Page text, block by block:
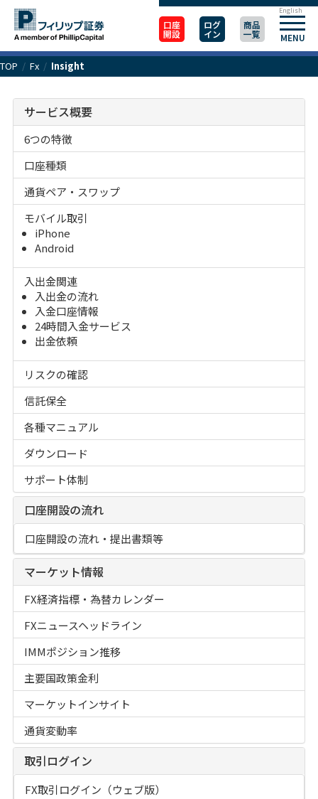
口座
開設
ログ
イン
商品
一覧 MENU
English
TOP / Fx / Insight
サービス概要
6つの特徴
口座種類
通貨ペア・スワップ
モバイル取引
iPhone
Android
入出金関連
入出金の流れ
入金口座情報
24時間入金サービス
出金依頼
リスクの確認
信託保全
各種マニュアル
ダウンロード
サポート体制
口座開設の流れ
口座開設の流れ・提出書類等
マーケット情報
FX経済指標・為替カレンダー
FXニュースヘッドライン
IMMポジション推移
主要国政策金利
マーケットインサイト
通貨変動率
取引ログイン
FX取引ログイン（ウェブ版）